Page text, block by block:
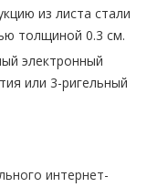
из листа стали
толщиной 0.3 см.
электронный
или 3-ригельный
интернет-